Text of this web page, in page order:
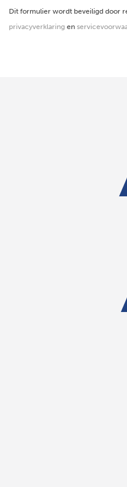
Dit formulier wordt beveiligd door
privacyverklaring en